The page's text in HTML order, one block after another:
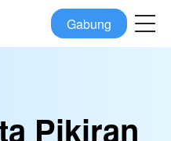
Gabung
Pikiran